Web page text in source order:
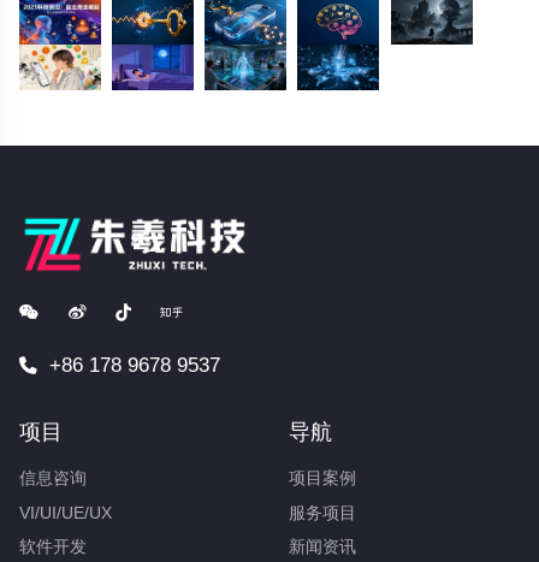
+86 178 9678 9537
项目
信息咨询
VI/UI/UE/UX
软件开发
导航
项目案例
服务项目
新闻资讯